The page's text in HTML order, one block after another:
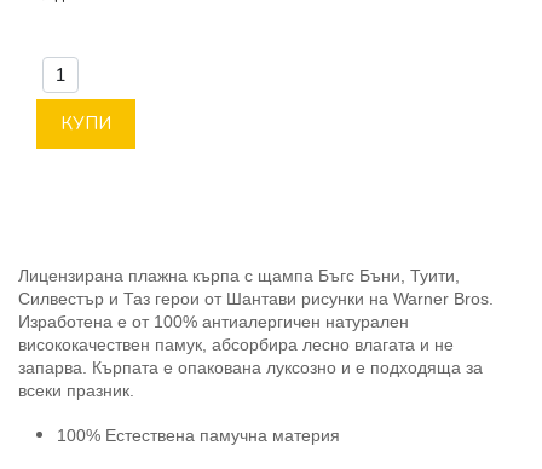
КУПИ
Лицензирана плажна кърпа с щампа Бъгс Бъни, Туити,
Силвестър и Таз герои от Шантави рисунки на Warner Bros
Изработена е от 100% антиалергичен натурален
висококачествен памук, абсорбира лесно влагата и не
запарва. Кърпата е опакована луксозно и е подходяща за
всеки празник.
100% Естествена памучна материя